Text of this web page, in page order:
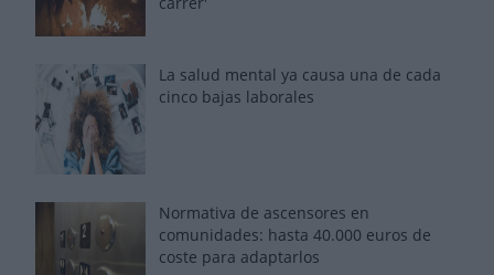
La salud mental ya causa una de cada
cinco bajas laborales
Normativa de ascensores en
comunidades: hasta 40.000 euros de
coste para adaptarlos